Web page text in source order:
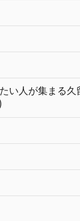
い人が集まる